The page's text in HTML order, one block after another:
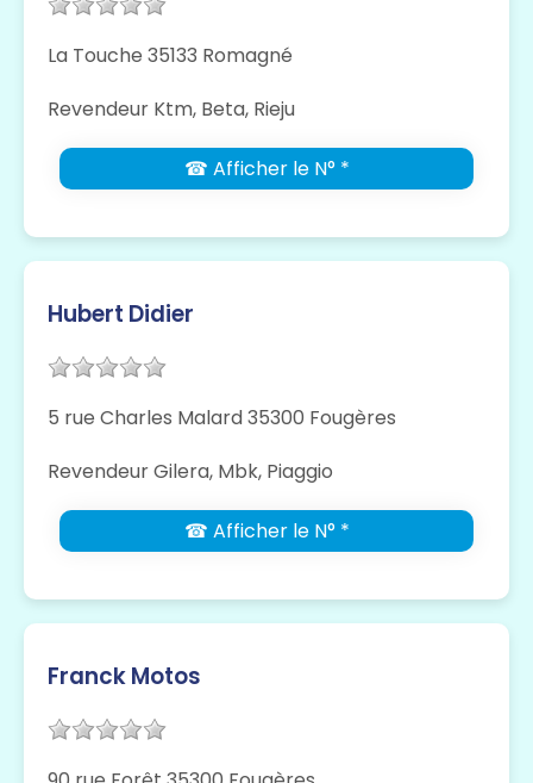
La Touche 35133 Romagné
Revendeur Ktm, Beta, Rieju
☎ Afficher le N° *
Hubert Didier
5 rue Charles Malard 35300 Fougères
Revendeur Gilera, Mbk, Piaggio
☎ Afficher le N° *
Franck Motos